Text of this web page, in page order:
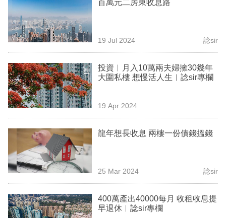
時
事
欄
訂
閱
區
百萬元二房東收息路
19 Jul 2024 諗sir
投資︳月入10萬兩夫婦擁30幾年
大圍私樓 想慢活人生︳諗sir專欄
19 Apr 2024
龍年想長收息 兩樓一份債錢搵錢
25 Mar 2024 諗sir
400萬產出40000每月 收租收息提
早退休︳諗sir專欄